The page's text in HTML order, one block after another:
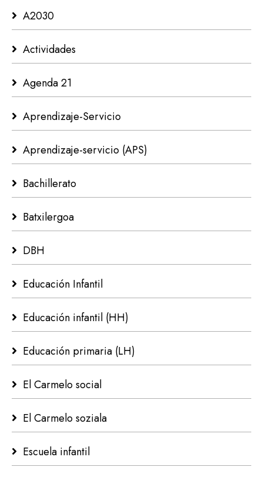
A2030
Actividades
Agenda 21
Aprendizaje-Servicio
Aprendizaje-servicio (APS)
Bachillerato
Batxilergoa
DBH
Educación Infantil
Educación infantil (HH)
Educación primaria (LH)
El Carmelo social
El Carmelo soziala
Escuela infantil